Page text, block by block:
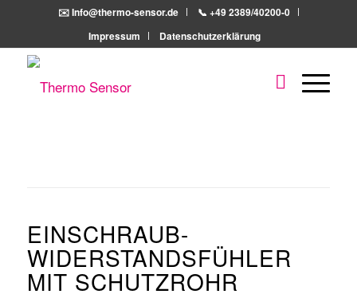
✉️ Info@thermo-sensor.de
📞 +49 2389/40200-0
Impressum
Datenschutzerklärung
EINSCHRAUB-
WIDERSTANDSFÜHLER
MIT SCHUTZROHR